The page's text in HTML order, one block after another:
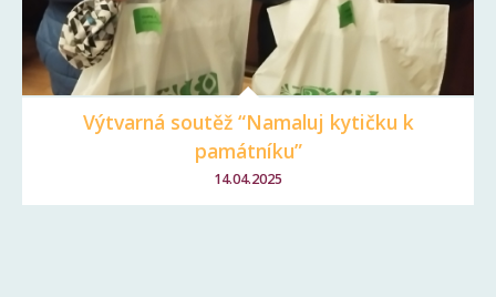
Výtvarná soutěž “Namaluj kytičku k
památníku”
14.04.2025